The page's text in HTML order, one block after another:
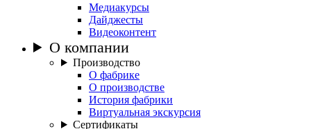
Медиакурсы
Дайджесты
Видеоконтент
О компании
Производство
О фабрике
О производстве
История фабрики
Виртуальная экскурсия
Сертификаты